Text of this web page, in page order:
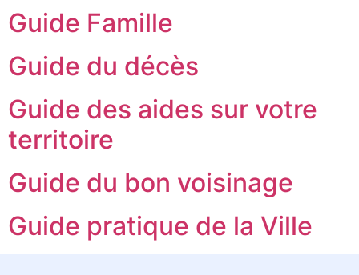
Guide Famille
Guide du décès
Guide des aides sur votre
territoire
Guide du bon voisinage
Guide pratique de la Ville